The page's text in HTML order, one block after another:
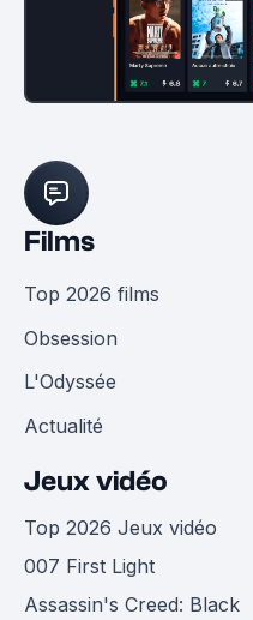
Films
Top 2026 films
Obsession
L'Odyssée
Actualité
Jeux vidéo
Top 2026 Jeux vidéo
007 First Light
Assassin's Creed: Black